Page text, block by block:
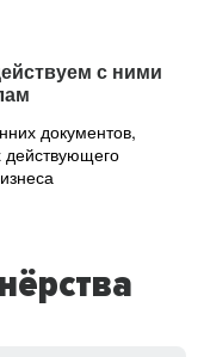
с ними
документов,